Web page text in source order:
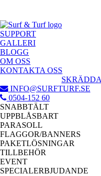
SUPPORT
GALLERI
BLOGG
OM OSS
KONTAKTA OSS
INFO@SURFTURF.SE
0504-152 60
SNABBTÄLT
UPPBLÅSBART
PARASOLL
FLAGGOR/BANNERS
PAKETLÖSNINGAR
TILLBEHÖR
EVENT
SPECIALERBJUDANDE